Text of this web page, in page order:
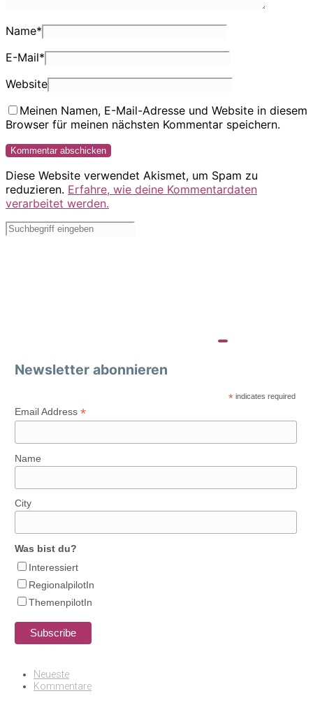
Name*
E-Mail*
Website
Meinen Namen, E-Mail-Adresse und Website in diesem
Browser für meinen nächsten Kommentar speichern.
Diese Website verwendet Akismet, um Spam zu
reduzieren. Erfahre, wie deine Kommentardaten
verarbeitet werden.
Newsletter abonnieren
* indicates required
Email Address *
Name
City
Was bist du?
Interessiert
RegionalpilotIn
ThemenpilotIn
Neueste
Kommentare